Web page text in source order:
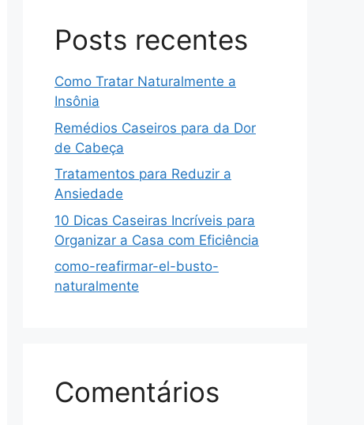
Posts recentes
Como Tratar Naturalmente a
Insônia
Remédios Caseiros para da Dor
de Cabeça
Tratamentos para Reduzir a
Ansiedade
10 Dicas Caseiras Incríveis para
Organizar a Casa com Eficiência
como-reafirmar-el-busto-
naturalmente
Comentários